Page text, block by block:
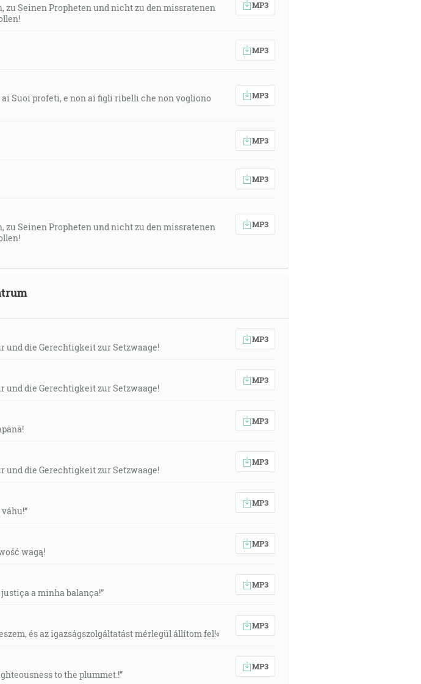
zu Seinen Propheten und nicht zu den missratenen
MP3
MP3
ai Suoi profeti, e non ai figli ribelli che non vogliono
MP3
MP3
MP3
zu Seinen Propheten und nicht zu den missratenen
MP3
und die Gerechtigkeit zur Setzwaage!
MP3
und die Gerechtigkeit zur Setzwaage!
MP3
MP3
und die Gerechtigkeit zur Setzwaage!
MP3
MP3
wagą!
MP3
justiça a minha balança!”
MP3
és az igazságszolgáltatást mérlegül állítom fel!«
MP3
to the plummet.!”
MP3